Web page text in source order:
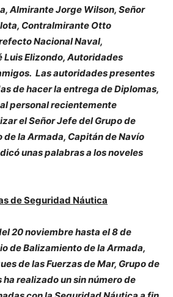
Almirante Jorge Wilson, Señor
Contralmirante Otto
Nacional Naval,
Luis Elizondo, Autoridades
Las autoridades presentes
de hacer la entrega de Diplomas,
personal recientemente
el Señor Jefe del Grupo de
de la Armada, Capitán de Navío
unas palabras a los noveles
de Seguridad Náutica
20 noviembre hasta el 8 de
de Balizamiento de la Armada,
de las Fuerzas de Mar, Grupo de
realizado un sin número de